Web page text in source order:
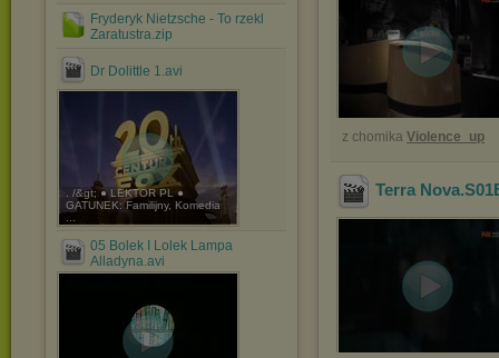
Fryderyk Nietzsche - To rzekl
Zaratustra.zip
Dr Dolittle 1.avi
. /&gt; ● LEKTOR PL ●
GATUNEK: Familijny, Komedia
05 Bolek I Lolek Lampa
Alladyna.avi
z chomika Violence_up
Terra